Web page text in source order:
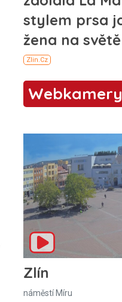
Webkamery
Zlín
náměstí Míru